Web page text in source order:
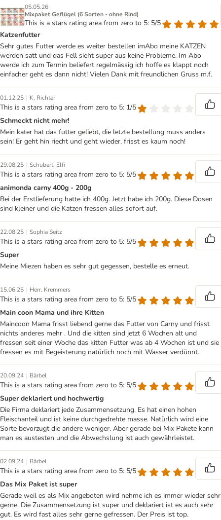
05.05.26
Mixpaket Geflügel (6 Sorten - ohne Rind)
This is a stars rating area from zero to 5: 5/5
Katzenfutter
Sehr gutes Futter werde es weiter bestellen imAbo meine KATZEN
werden satt und das Fell sieht super aus keine Probleme. Im Abo
werde ich zum Termin beliefert regelmässig ich hoffe es klappt noch
einfacher geht es dann nicht! Vielen Dank mit freundlichen Gruss m.f.
01.12.25 | K. Richter
This is a stars rating area from zero to 5: 1/5
Schmeckt nicht mehr!
Mein kater hat das futter geliebt, die letzte bestellung muss anders
sein! Er geht hin riecht und geht wieder, frisst es kaum noch!
29.08.25 | Schubert, Elfi
This is a stars rating area from zero to 5: 5/5
animonda carny 400g - 200g
Bei der Erstlieferung hatte ich 400g. Jetzt habe ich 200g. Diese Dosen
sind kleiner und die Katzen fressen alles sofort auf.
22.08.25 | Sophia Seitz
This is a stars rating area from zero to 5: 5/5
Super
Meine Miezen haben es sehr gut gegessen, bestelle es erneut.
15.06.25 | Herr. Kremmers
This is a stars rating area from zero to 5: 5/5
Main coon Mama und ihre Kitten
Maincoon Mama frisst liebend gerne das Futter von Carny und frisst
nichts anderes mehr . Und die kitten sind jetzt 6 Wochen alt und
fressen seit einer Woche das kitten Futter was ab 4 Wochen ist und sie
fressen es mit Begeisterung natürlich noch mit Wasser verdünnt.
20.09.24 | Bärbel
This is a stars rating area from zero to 5: 5/5
Super deklariert und hochwertig
Die Firma deklariert jede Zusammensetzung. Es hat einen hohen
Fleischanteil und ist keine durchgedrehte masse. Natürlich wird eine
Sorte bevorzugt die andere weniger. Aber gerade bei Mix Pakete kann
man es austesten und die Abwechslung ist auch gewährleistet.
02.09.24 | Bärbel
This is a stars rating area from zero to 5: 5/5
Das Mix Paket ist super
Gerade weil es als Mix angeboten wird nehme ich es immer wieder sehr
gerne. Die Zusammensetzung ist super und deklariert ist es auch sehr
gut. Es wird fast alles sehr gerne gefressen. Der Preis ist top.